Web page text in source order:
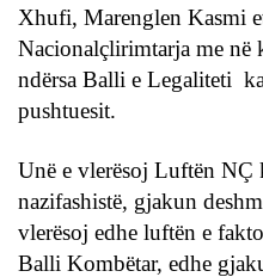
Xhufi, Marenglen Kasmi
Nacionalçlirimtarja me
ndërsa Balli e Legaliteti
pushtuesit.
Unë e vlerësoj Luftën NÇ
nazifashistë, gjakun
vlerësoj edhe luftën e
Balli Kombëtar, edhe